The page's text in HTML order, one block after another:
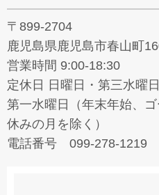
〒899-2704
鹿児島県鹿児島市春山町
営業時間 9:00-18:30
定休日 日曜日・第三水曜日
第一水曜日（年末年始、
休みの月を除く）
電話番号 099-278-1219